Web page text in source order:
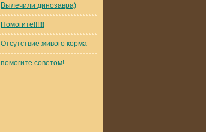
Вылечили динозавра)
Помогите!!!!!!
Отсутствие живого корма
помогите советом!